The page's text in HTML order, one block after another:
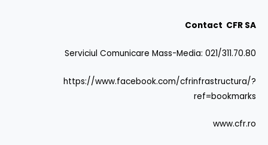
Contact CFR SA
Serviciul Comunicare Mass-Media: 021/311.70.80
https://www.facebook.com/cfrinfrastructura/?
ref=bookmarks
www.cfr.ro